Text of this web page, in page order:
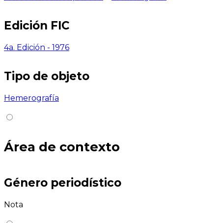
Edición FIC
4a. Edición - 1976
Tipo de objeto
Hemerografía
Área de contexto
Género periodístico
Nota